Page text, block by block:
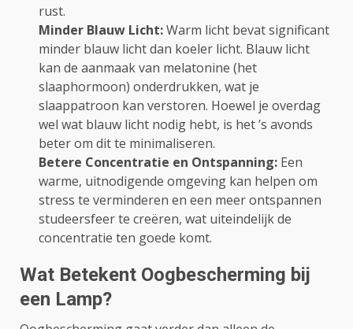
rust.
Minder Blauw Licht:Warm licht bevat significant
minder blauw licht dan koeler licht. Blauw licht
kan de aanmaak van melatonine (het
slaaphormoon) onderdrukken, wat je
slaappatroon kan verstoren. Hoewel je overdag
wel wat blauw licht nodig hebt, is het ’s avonds
beter om dit te minimaliseren.
Betere Concentratie en Ontspanning: Een
warme, uitnodigende omgeving kan helpen om
stress te verminderen en een meer ontspannen
studeersfeer te creëren, wat uiteindelijk de
concentratie ten goede komt.
Wat Betekent Oogbescherming bij
een Lamp?